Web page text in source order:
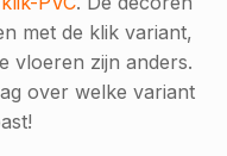
met de klik variant,
vloeren zijn anders.
over welke variant